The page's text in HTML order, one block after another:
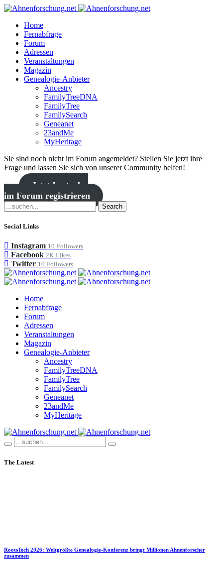
Home
Fernabfrage
Forum
Adressen
Veranstaltungen
Magazin
Genealogie-Anbieter
Ancestry
FamilyTreeDNA
FamilyTree
FamilySearch
Geneanet
23andMe
MyHeritage
Sie sind noch nicht im Forum angemeldet? Stellen Sie jetzt ihre
Frage und lassen Sie sich von unserer Community helfen!
Jetzt kostenlos
im Forum registrieren
Search
Social Links
Instagram 10 Followers
Facebook 2K Likes
Twitter 10 Followers
Home
Fernabfrage
Forum
Adressen
Veranstaltungen
Magazin
Genealogie-Anbieter
Ancestry
FamilyTreeDNA
FamilyTree
FamilySearch
Geneanet
23andMe
MyHeritage
The Latest
RootsTech 2026: Weltgrößte Genealogie-Konferenz bringt Millionen Ahnenforscher
zusammen